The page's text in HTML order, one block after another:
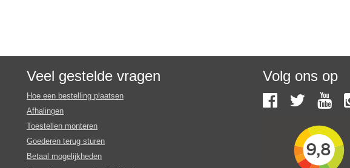
Veel gestelde vragen
Hoe een bestelling plaatsen
Afhalingen
Toestellen monteren
Goederen terug sturen
Betaal mogelijkheden
Volg ons op